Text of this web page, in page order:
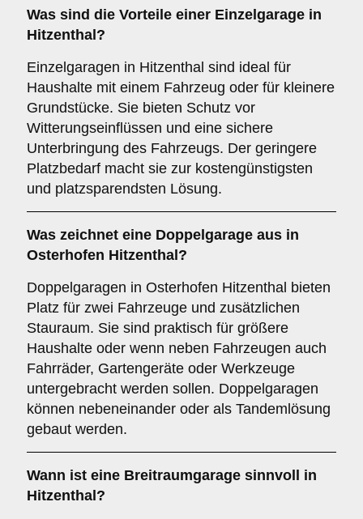
Was sind die Vorteile einer Einzelgarage in
Hitzenthal?
Einzelgaragen in Hitzenthal sind ideal für
Haushalte mit einem Fahrzeug oder für kleinere
Grundstücke. Sie bieten Schutz vor
Witterungseinflüssen und eine sichere
Unterbringung des Fahrzeugs. Der geringere
Platzbedarf macht sie zur kostengünstigsten
und platzsparendsten Lösung.
Was zeichnet eine Doppelgarage aus in
Osterhofen Hitzenthal?
Doppelgaragen in Osterhofen Hitzenthal bieten
Platz für zwei Fahrzeuge und zusätzlichen
Stauraum. Sie sind praktisch für größere
Haushalte oder wenn neben Fahrzeugen auch
Fahrräder, Gartengeräte oder Werkzeuge
untergebracht werden sollen. Doppelgaragen
können nebeneinander oder als Tandemlösung
gebaut werden.
Wann ist eine Breitraumgarage sinnvoll in
Hitzenthal?